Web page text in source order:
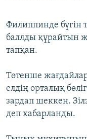
Филиппинде бүгін
баллды құрайтын
тапқан.
Төтенше
елдің орталық
зардап шеккен.
деп хабарланды.